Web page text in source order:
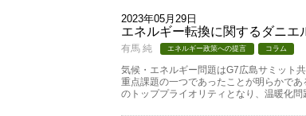
2023年05月29日
エネルギー転換に関するダニエ
有馬 純 エネルギー政策への提言 コラム
気候・エネルギー問題はG7広島サミット
重点課題の一つであったことが明らかで
のトッププライオリティとなり、温暖化問